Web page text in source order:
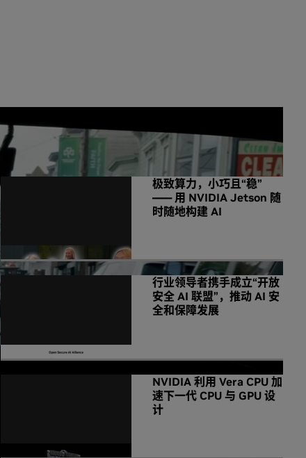
NVIDIA 相关新闻
极致算力，小巧且“稳”
—— 用 NVIDIA Jetson 随
时随地构建 AI
行业领导者携手成立“开放
安全 AI 联盟”，推动 AI 安
全和保障发展
NVIDIA 利用 Vera CPU 加
速下一代 CPU 与 GPU 设
计